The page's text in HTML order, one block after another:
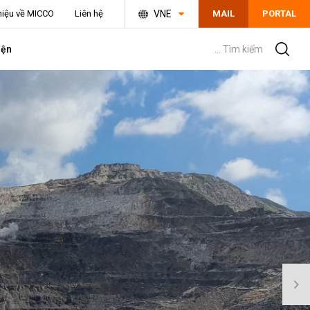
về MICCO Liên hệ VNE PORTAL
MAIL
... Tìm kiếm